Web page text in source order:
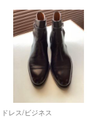
ドレス/ビジネス